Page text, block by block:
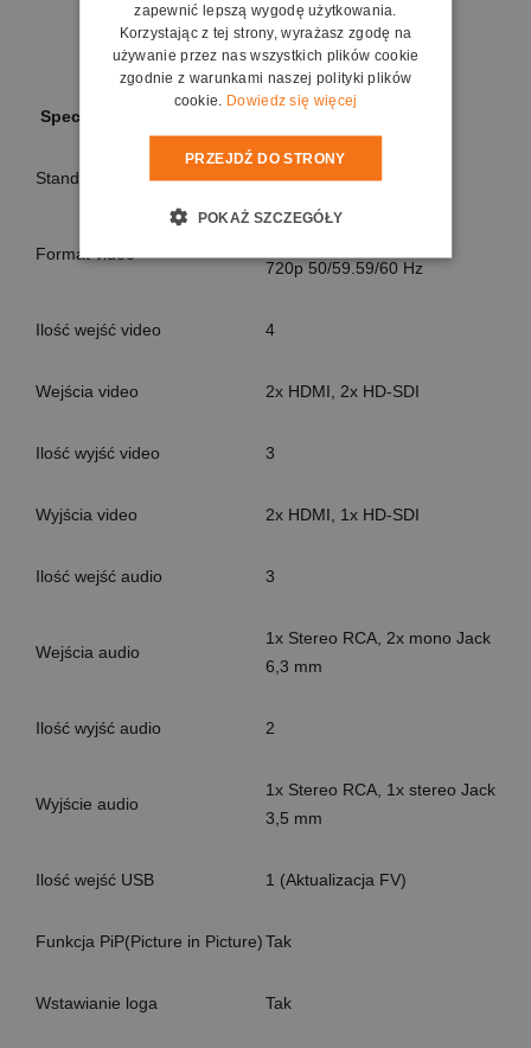
Specyfikacja miksera SE-650
Standard video HD
Format video
720p 50/59.59/60 Hz
Ilość wejść video 4
Wejścia video 2x HDMI, 2x HD-SDI
Ilość wyjść video 3
Wyjścia video 2x HDMI, 1x HD-SDI
Ilość wejść audio 3
Wejścia audio
1x Stereo RCA, 2x mono Jack
6,3 mm
Ilość wyjść audio 2
Wyjście audio
1x Stereo RCA, 1x stereo Jack
3,5 mm
Ilość wejść USB 1 (Aktualizacja FV)
Funkcja PiP(Picture in Picture)Tak
Wstawianie loga Tak
zapewnić lepszą wygodę użytkowania.
Korzystając z tej strony, wyrażasz zgodę na
używanie przez nas wszystkich plików cookie
zgodnie z warunkami naszej polityki plików
cookie. Dowiedz się więcej
PRZEJDŹ DO STRONY
POKAŻ SZCZEGÓŁY